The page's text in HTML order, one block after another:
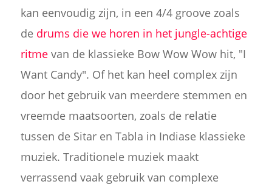
kan eenvoudig zijn, in een 4/4 groove zoals
de drums die we horen in het jungle-achtige
ritmevan de klassieke Bow Wow Wow hit, "I
Want Candy". Of het kan heel complex zijn
door het gebruik van meerdere stemmen en
vreemde maatsoorten, zoals de relatie
tussen de Sitar en Tabla in Indiase klassieke
muziek. Traditionele muziek maakt
verrassend vaak gebruik van complexe